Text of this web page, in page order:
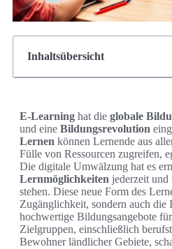
Inhaltsübersicht
E-Learning hat die globale
und eine Bildungsrevolution
Lernen können Lernende aus
Fülle von Ressourcen zugreifen,
Die digitale Umwälzung hat es
Lernmöglichkeiten jederzeit
stehen. Diese neue Form des
Zugänglichkeit, sondern auch die
hochwertige Bildungsangebote
Zielgruppen, einschließlich
Bewohner ländlicher Gebiete,